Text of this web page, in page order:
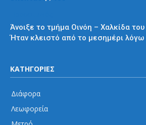
Άνοιξε το τμήμα Οινόη – Χαλκίδα
Ήταν κλειστό από το μεσημέρι λόγω
ΚΑΤΗΓΟΡΙΕΣ
Διάφορα
Λεωφορεία